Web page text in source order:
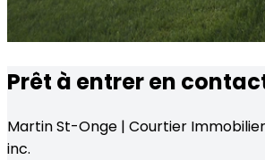
Prêt à entrer en
Martin St-Onge | Courtier Immobilier
inc.